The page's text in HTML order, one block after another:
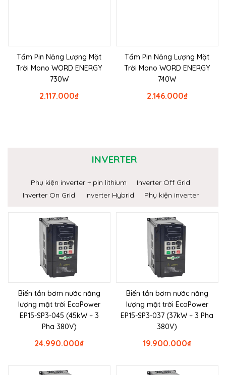
Tấm Pin Năng Lượng Mặt
Trời Mono WORD ENERGY
730W
₫
2.117.000
Tấm Pin Năng Lượng Mặt
Trời Mono WORD ENERGY
740W
₫
2.146.000
INVERTER
Phụ kiện inverter + pin lithium
Inverter Off Grid
Inverter On Grid
Inverter Hybrid Phụ kiện inverter
Biến tần bơm nước năng
lượng mặt trời EcoPower
EP15-SP3-045 (45kW – 3
Pha 380V)
₫
24.990.000
Biến tần bơm nước năng
lượng mặt trời EcoPower
EP15-SP3-037 (37kW – 3 Pha
380V)
₫
19.900.000